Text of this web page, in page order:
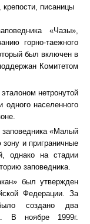
крепости, писаницы
«Чазы»,
горно-таежного
был включен в
Комитетом
нетронутой
одного населенного
заповедника «Малый
и приграничные
однако на стадии
заповедника.
был утвержден
Федерации. За
создано два
В ноябре 1999г.